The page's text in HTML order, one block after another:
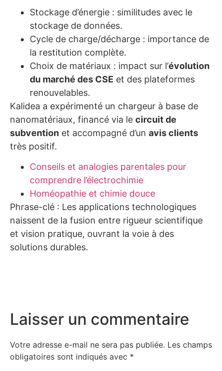
Stockage d’énergie : similitudes avec le
stockage de données.
Cycle de charge/décharge : importance de
la restitution complète.
Choix de matériaux : impact sur l’évolution
du marché des CSE et des plateformes
renouvelables.
Kalidea a expérimenté un chargeur à base de
nanomatériaux, financé via le circuit de
subvention et accompagné d’un avis clients
très positif.
Conseils et analogies parentales pour
comprendre l’électrochimie
Homéopathie et chimie douce
Phrase-clé : Les applications technologiques
naissent de la fusion entre rigueur scientifique
et vision pratique, ouvrant la voie à des
solutions durables.
Laisser un commentaire
Votre adresse e-mail ne sera pas publiée. Les champs
obligatoires sont indiqués avec *